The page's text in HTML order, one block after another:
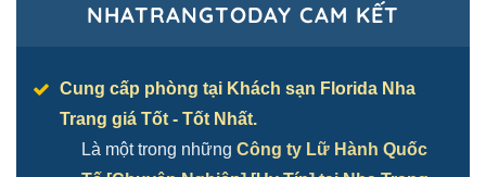
NHATRANGTODAY CAM KẾT
Cung cấp phòng tại Khách sạn Florida Nha
Trang giá Tốt - Tốt Nhất.
Là một trong những Công ty Lữ Hành Quốc